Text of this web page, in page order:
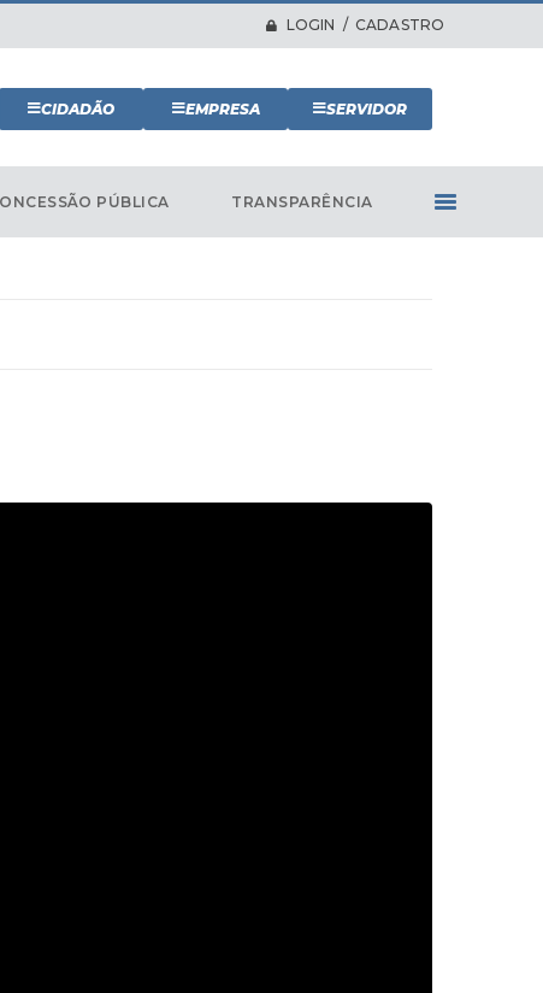
LOGIN / CADASTRO
CIDADÃO EMPRESA SERVIDOR
PÚBLICA TRANSPARÊNCIA